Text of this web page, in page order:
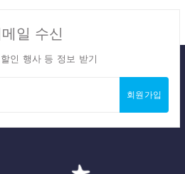
일 수신
인 행사 등 정보 받기
회원가입